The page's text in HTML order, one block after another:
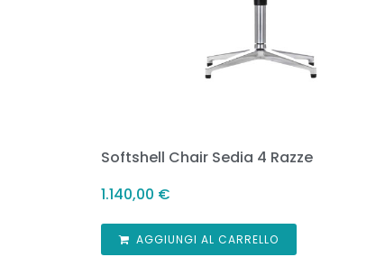
Softshell Chair Sedia 4 Razze
1.140,00 €
AGGIUNGI AL CARRELLO